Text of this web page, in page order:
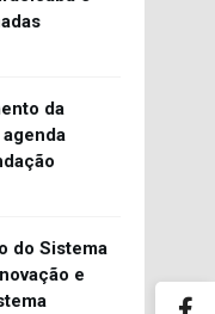
da
do Sistema
e